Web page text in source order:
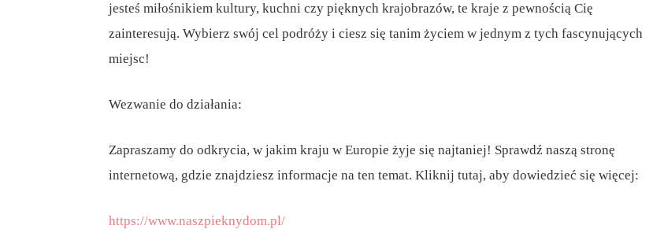
jesteś miłośnikiem kultury, kuchni czy pięknych krajobrazów, te kraje z pewnością Cię
zainteresują. Wybierz swój cel podróży i ciesz się tanim życiem w jednym z tych fascynujących
miejsc!
Wezwanie do działania:
Zapraszamy do odkrycia, w jakim kraju w Europie żyje się najtaniej! Sprawdź naszą stronę
internetową, gdzie znajdziesz informacje na ten temat. Kliknij tutaj, aby dowiedzieć się więcej:
https://www.naszpieknydom.pl/